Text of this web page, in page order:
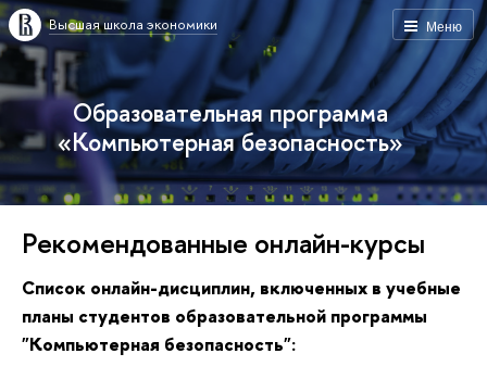
Меню
Высшая школа экономики
Образовательная программа
«Компьютерная безопасность»
Рекомендованные онлайн-курсы
Список онлайн-дисциплин, включенных в учебные
планы студентов образовательной программы
"Компьютерная безопасность":